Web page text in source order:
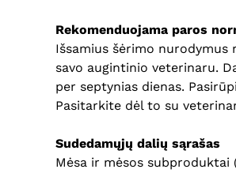
Rekomenduojama paros
Išsamius šėrimo
savo augintinio veterinaru.
per septynias dienas.
Pasitarkite dėl to su
Sudedamųjų dalių sąrašas
Mėsa ir mėsos subproduktai